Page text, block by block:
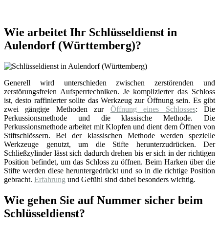
Wie arbeitet Ihr Schlüsseldienst in
Aulendorf (Württemberg)?
Generell wird unterschieden zwischen zerstörenden und
zerstörungsfreien Aufsperrtechniken. Je komplizierter das Schloss
ist, desto raffinierter sollte das Werkzeug zur Öffnung sein. Es gibt
zwei gängige Methoden zur Öffnung eines Schlosses: Die
Perkussionsmethode und die klassische Methode. Die
Perkussionsmethode arbeitet mit Klopfen und dient dem Öffnen von
Stiftschlössern. Bei der klassischen Methode werden spezielle
Werkzeuge genutzt, um die Stifte herunterzudrücken. Der
Schließzylinder lässt sich dadurch drehen bis er sich in der richtigen
Position befindet, um das Schloss zu öffnen. Beim Harken über die
Stifte werden diese heruntergedrückt und so in die richtige Position
gebracht. Erfahrung und Gefühl sind dabei besonders wichtig.
Wie gehen Sie auf Nummer sicher beim
Schlüsseldienst?